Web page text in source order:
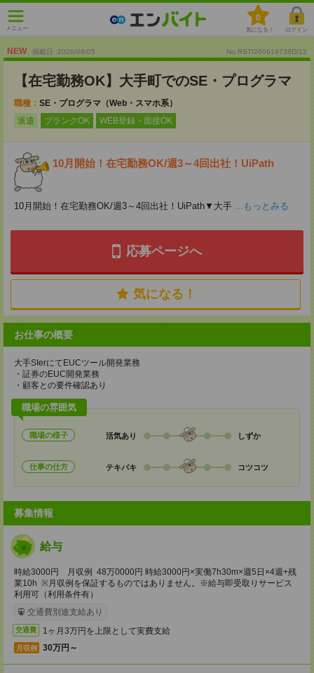
メニュー
0
気になる！ ログイン
NEW 掲載日 :2026/08/05 No.RSTI260619738D/12
【在宅勤務OK】大手町でのSE・プログラマ
職種： SE・プログラマ（Web・スマホ系）
派遣
ブランクOK WEB登録・面接OK
10月開始！在宅勤務OK/週3～4回出社！UiPath
10月開始！在宅勤務OK/週3～4回出社！UiPath▼大手 ...もっとみる
応募ページへ
気になる！
お仕事の概要
大手SIerにてEUCツール開発業務
・証券のEUC開発業務
・顧客との要件確認あり
職場の雰囲気
職場の様子 活気あり しずか
仕事の仕方 テキパキ コツコツ
募集情報
給与
時給3000円 月収例 48万0000円 時給3000円×実働7h30m×週5日×4週+残
業10h ※月収例を保証するものではありません。※給与即受取りサービス
利用可（利用条件有）
交通費別途支給あり
交通費 1ヶ月3万円を上限として実費支給
月収例 30万円～